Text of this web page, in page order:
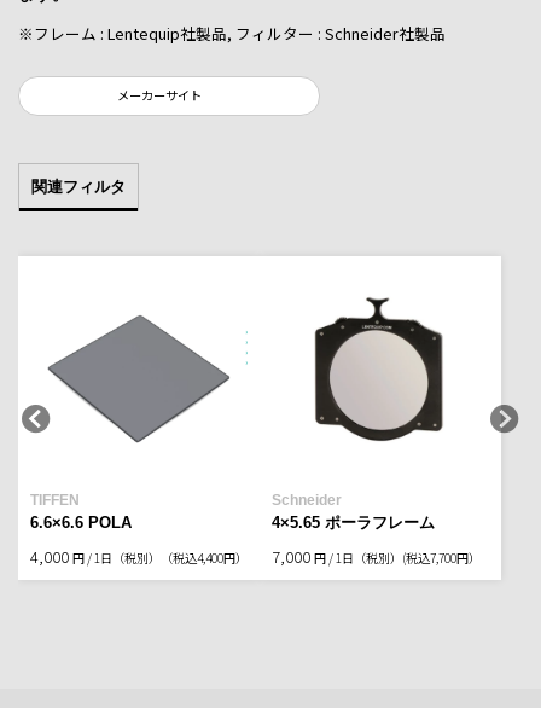
※フレーム : Lentequip社製品, フィルター : Schneider社製品
メーカーサイト
関連フィルタ
TIFFEN
6.6×6.6 POLA
4,000 円 / 1日（税別） （税込4,400円）
Schneider
4×5.65 ポーラフレーム
7,000 円 / 1日（税別） (税込7,700円）